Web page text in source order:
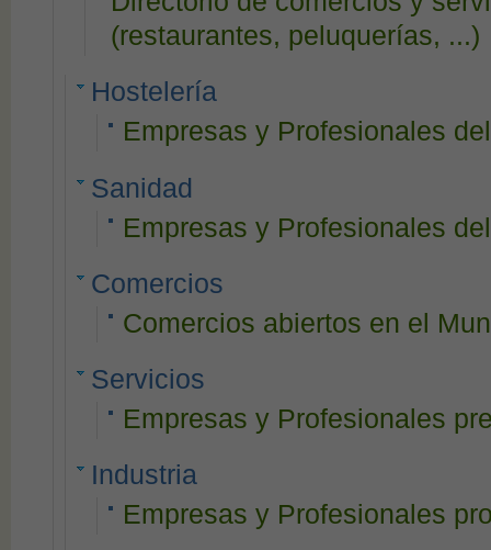
(restaurantes, peluquerías, ...)
Hostelería
Empresas y Profesionales
Sanidad
Empresas y Profesionales
Comercios
Comercios abiertos en el
Servicios
Empresas y Profesionales
Industria
Empresas y Profesionales